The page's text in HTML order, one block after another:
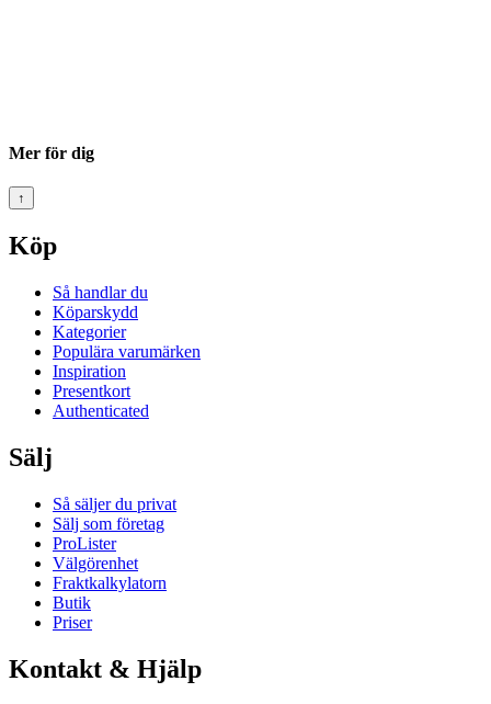
Mer för dig
↑
Köp
Så handlar du
Köparskydd
Kategorier
Populära varumärken
Inspiration
Presentkort
Authenticated
Sälj
Så säljer du privat
Sälj som företag
ProLister
Välgörenhet
Fraktkalkylatorn
Butik
Priser
Kontakt & Hjälp